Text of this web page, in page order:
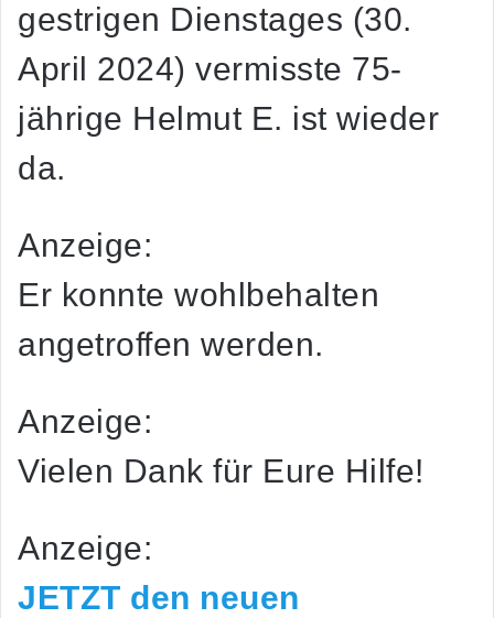
gestrigen Dienstages (30.
April 2024) vermisste 75-
jährige Helmut E. ist wieder
da.
Anzeige:
Er konnte wohlbehalten
angetroffen werden.
Anzeige:
Vielen Dank für Eure Hilfe!
Anzeige:
JETZT den neuen